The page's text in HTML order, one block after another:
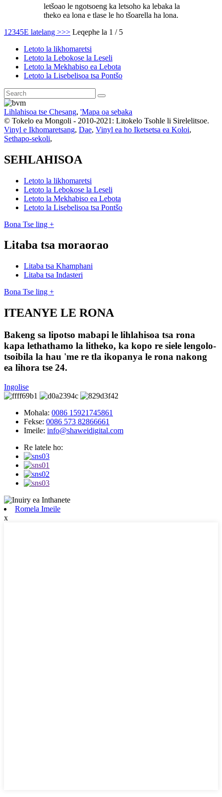
letšoao le ngotsoeng ka letsoho ka lebaka la
theko ea lona e tlase le ho tšoarella ha lona.
1 2345E latelang >>> Leqephe la 1 / 5
Letoto la likhomaretsi
Letoto la Lebokose la Leseli
Letoto la Mekhabiso ea Lebota
Letoto la Lisebelisoa tsa Pontšo
Lihlahisoa tse Chesang, 'Mapa oa sebaka
© Tokelo ea Mongoli - 2010-2021: Litokelo Tsohle li Sirelelitsoe.
Vinyl e Ikhomaretsang, Dae, Vinyl ea ho Iketsetsa ea Koloi,
Sethapo-sekoli,
SEHLAHISOA
Letoto la likhomaretsi
Letoto la Lebokose la Leseli
Letoto la Mekhabiso ea Lebota
Letoto la Lisebelisoa tsa Pontšo
Bona Tse ling +
Litaba tsa moraorao
Litaba tsa Khamphani
Litaba tsa Indasteri
Bona Tse ling +
ITEANYE LE RONA
Bakeng sa lipotso mabapi le lihlahisoa tsa rona
kapa lethathamo la litheko, ka kopo re siele lengolo-
tsoibila la hau 'me re tla ikopanya le rona nakong
ea lihora tse 24.
Ingolise
Mohala: 0086 15921745861
Fekse: 0086 573 82866661
Imeile: info@shaweidigital.com
Re latele ho:
Romela Imeile
x